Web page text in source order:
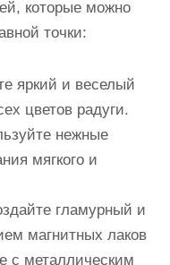
которые можно
точки:
яркий и веселый
цветов радуги.
нежные
мягкого и
гламурный и
магнитных лаков
с металлическим